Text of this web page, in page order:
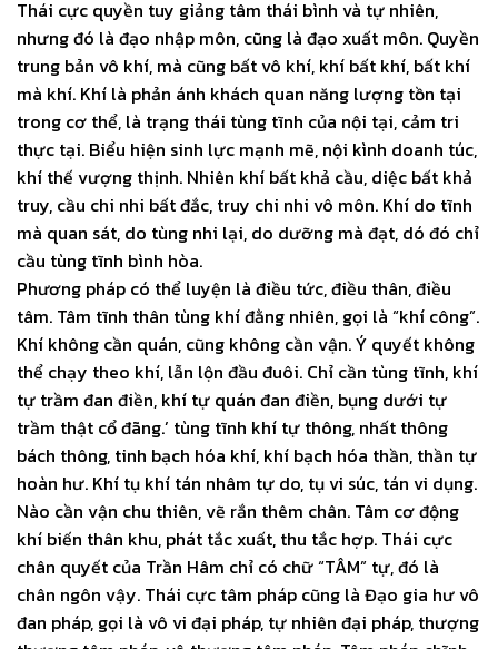
Thái cực quyền tuy giảng tâm thái bình và tự nhiên,
nhưng đó là đạo nhập môn, cũng là đạo xuất môn. Quyền
trung bản vô khí, mà cũng bất vô khí, khí bất khí, bất khí
mà khí. Khí là phản ánh khách quan năng lượng tồn tại
trong cơ thể, là trạng thái tùng tĩnh của nội tại, cảm tri
thực tại. Biểu hiện sinh lực mạnh mẽ, nội kình doanh túc,
khí thế vượng thịnh. Nhiên khí bất khả cầu, diệc bất khả
truy, cầu chi nhi bất đắc, truy chi nhi vô môn. Khí do tĩnh
mà quan sát, do tùng nhi lại, do dưỡng mà đạt, dó đó chỉ
cầu tùng tĩnh bình hòa.
Phương pháp có thể luyện là điều tức, điều thân, điều
tâm. Tâm tĩnh thân tùng khí đằng nhiên, gọi là “khí công”.
Khí không cần quán, cũng không cần vận. Ý quyết không
thể chạy theo khí, lẫn lộn đầu đuôi. Chỉ cần tùng tĩnh, khí
tự trầm đan điền, khí tự quán đan điền, bụng dưới tự
trầm thật cổ đãng.’ tùng tĩnh khí tự thông, nhất thông
bách thông, tinh bạch hóa khí, khí bạch hóa thần, thần tự
hoàn hư. Khí tụ khí tán nhâm tự do, tụ vi súc, tán vi dụng.
Nào cần vận chu thiên, vẽ rắn thêm chân. Tâm cơ động
khí biến thân khu, phát tắc xuất, thu tắc hợp. Thái cực
chân quyết của Trần Hâm chỉ có chữ “TÂM” tự, đó là
chân ngôn vậy. Thái cực tâm pháp cũng là Đạo gia hư vô
đan pháp, gọi là vô vi đại pháp, tự nhiên đại pháp, thượng